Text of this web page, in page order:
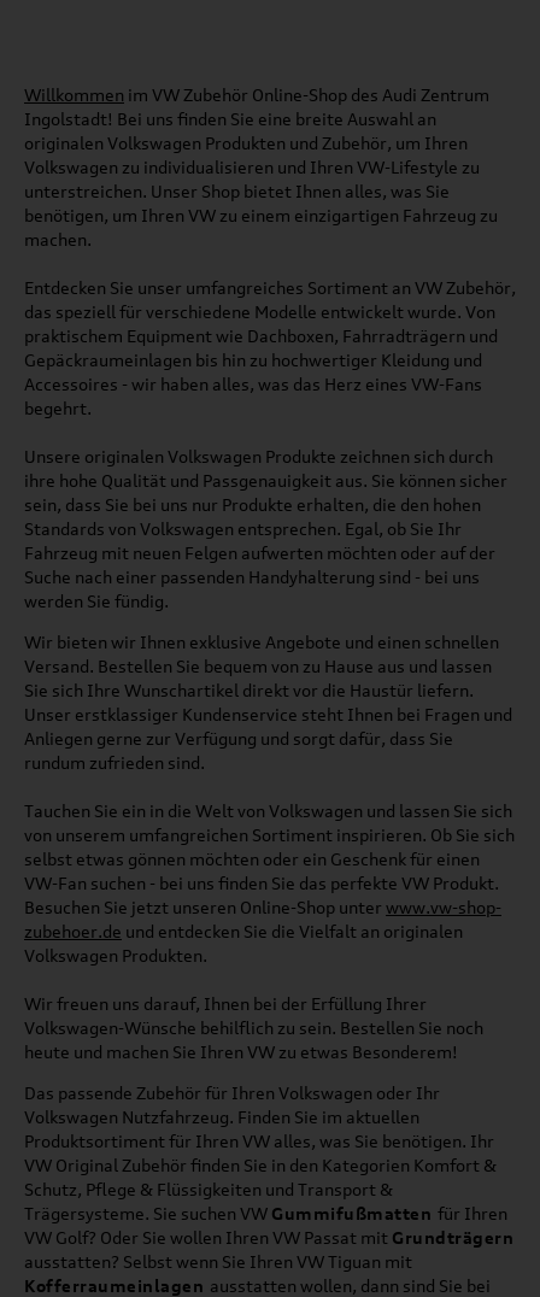
Willkommen im VW Zubehör Online-Shop des Audi Zentrum
Ingolstadt! Bei uns finden Sie eine breite Auswahl an
originalen Volkswagen Produkten und Zubehör, um Ihren
Volkswagen zu individualisieren und Ihren VW-Lifestyle zu
unterstreichen. Unser Shop bietet Ihnen alles, was Sie
benötigen, um Ihren VW zu einem einzigartigen Fahrzeug zu
machen.
Entdecken Sie unser umfangreiches Sortiment an VW Zubehör,
das speziell für verschiedene Modelle entwickelt wurde. Von
praktischem Equipment wie Dachboxen, Fahrradträgern und
Gepäckraumeinlagen bis hin zu hochwertiger Kleidung und
Accessoires - wir haben alles, was das Herz eines VW-Fans
begehrt.
Unsere originalen Volkswagen Produkte zeichnen sich durch
ihre hohe Qualität und Passgenauigkeit aus. Sie können sicher
sein, dass Sie bei uns nur Produkte erhalten, die den hohen
Standards von Volkswagen entsprechen. Egal, ob Sie Ihr
Fahrzeug mit neuen Felgen aufwerten möchten oder auf der
Suche nach einer passenden Handyhalterung sind - bei uns
werden Sie fündig.
Wir bieten wir Ihnen exklusive Angebote und einen schnellen
Versand. Bestellen Sie bequem von zu Hause aus und lassen
Sie sich Ihre Wunschartikel direkt vor die Haustür liefern.
Unser erstklassiger Kundenservice steht Ihnen bei Fragen und
Anliegen gerne zur Verfügung und sorgt dafür, dass Sie
rundum zufrieden sind.
Tauchen Sie ein in die Welt von Volkswagen und lassen Sie sich
von unserem umfangreichen Sortiment inspirieren. Ob Sie sich
selbst etwas gönnen möchten oder ein Geschenk für einen
VW-Fan suchen - bei uns finden Sie das perfekte VW Produkt.
Besuchen Sie jetzt unseren Online-Shop unter www.vw-shop-
zubehoer.de und entdecken Sie die Vielfalt an originalen
Volkswagen Produkten.
Wir freuen uns darauf, Ihnen bei der Erfüllung Ihrer
Volkswagen-Wünsche behilflich zu sein. Bestellen Sie noch
heute und machen Sie Ihren VW zu etwas Besonderem!
Das passende Zubehör für Ihren Volkswagen oder Ihr
Volkswagen Nutzfahrzeug. Finden Sie im aktuellen
Produktsortiment für Ihren VW alles, was Sie benötigen. Ihr
VW Original Zubehör finden Sie in den Kategorien Komfort &
Schutz, Pflege & Flüssigkeiten und Transport &
Trägersysteme. Sie suchen VW Gummifußmatten für Ihren
VW Golf? Oder Sie wollen Ihren VW Passat mit Grundträgern
ausstatten? Selbst wenn Sie Ihren VW Tiguan mit
Kofferraumeinlagen ausstatten wollen, dann sind Sie bei